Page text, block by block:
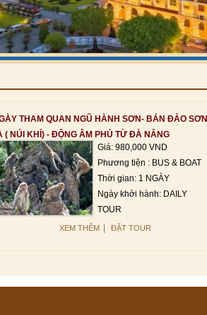
THAM QUAN NGŨ HÀNH SƠN- BÁN ĐẢO SƠN
( NÚI KHỈ) - ĐỘNG ÂM PHỦ TỪ ĐÀ NẴNG
Giá: 980,000 VND
Phương tiện : BUS & BOAT
Thời gian: 1 NGÀY
Ngày khởi hành: DAILY
TOUR
XEM THÊM ĐẶT TOUR